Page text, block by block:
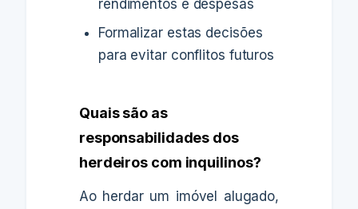
rendimentos e despesas
Formalizar estas decisões
para evitar conflitos futuros
Quais são as
responsabilidades dos
herdeiros com inquilinos?
Ao herdar um imóvel alugado,